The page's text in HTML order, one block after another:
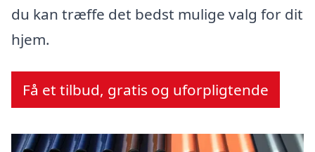
du kan træffe det bedst mulige valg for dit
hjem.
Få et tilbud, gratis og uforpligtende